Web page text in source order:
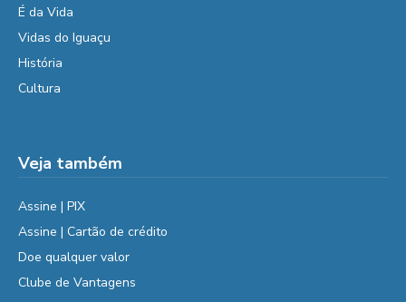
É da Vida
Vidas do Iguaçu
História
Cultura
Veja também
Assine | PIX
Assine | Cartão de crédito
Doe qualquer valor
Clube de Vantagens